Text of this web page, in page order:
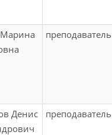
преподаватель
Денис
преподаватель